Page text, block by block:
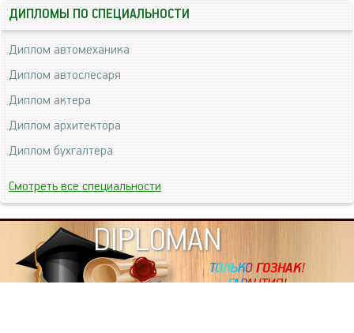
ДИПЛОМЫ ПО СПЕЦИАЛЬНОСТИ
Диплом автомеханика
Диплом автослесаря
Диплом актера
Диплом архитектора
Диплом бухгалтера
Смотреть все специальности
DIPLOMAN